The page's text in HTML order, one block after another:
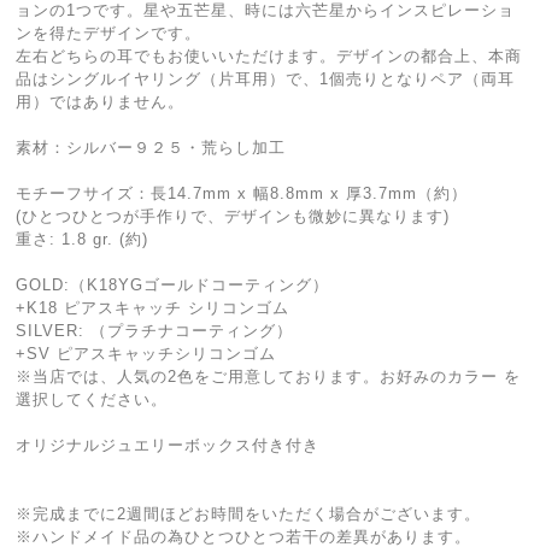
ョンの1つです。星や五芒星、時には六芒星からインスピレーショ
ンを得たデザインです。
左右どちらの耳でもお使いいただけます。デザインの都合上、本商
品はシングルイヤリング（片耳用）で、1個売りとなりペア（両耳
用）ではありません。
素材：シルバー９２５・荒らし加工
モチーフサイズ：長14.7mm x 幅8.8mm x 厚3.7mm（約）
(ひとつひとつが手作りで、デザインも微妙に異なります)
重さ: 1.8 gr. (約)
GOLD:（K18YGゴールドコーティング）
+K18 ピアスキャッチ シリコンゴム
SILVER: （プラチナコーティング）
+SV ピアスキャッチシリコンゴム
※当店では、人気の2色をご用意しております。お好みのカラー を
選択してください。
オリジナルジュエリーボックス付き付き
※完成までに2週間ほどお時間をいただく場合がございます。
※ハンドメイド品の為ひとつひとつ若干の差異があります。